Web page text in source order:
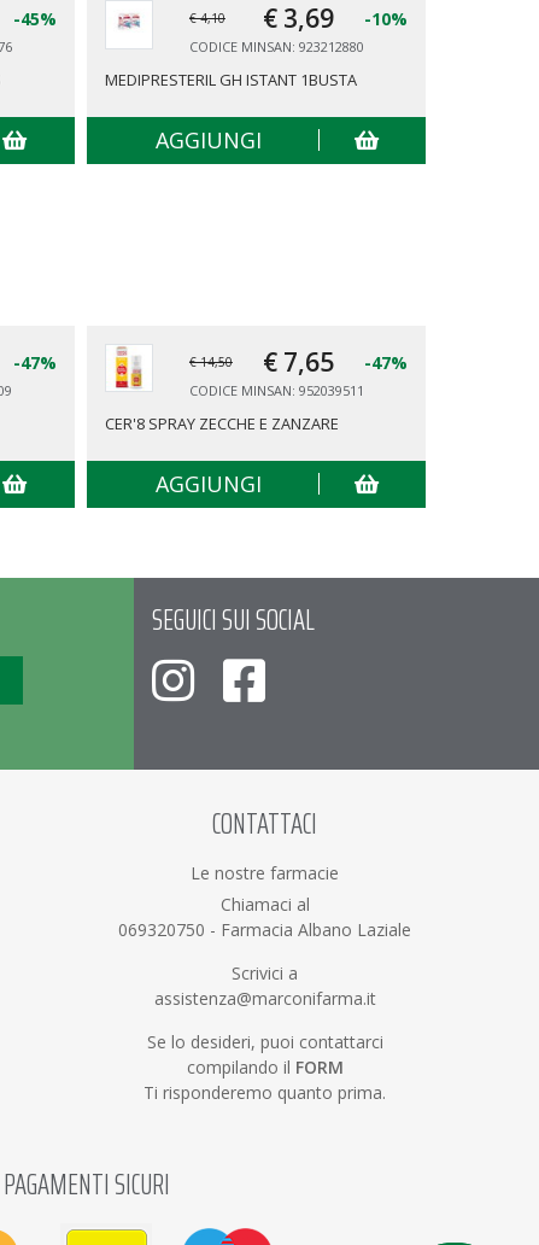
-45% € 4,10 € 3,69 -10%
CODICE MINSAN: 923212880
MEDIPRESTERIL GH ISTANT 1BUSTA
AGGIUNGI
-47% € 14,50 € 7,65 -47%
CODICE MINSAN: 952039511
CER'8 SPRAY ZECCHE E ZANZARE
AGGIUNGI
SEGUICI SUI SOCIAL
CONTATTACI
Le nostre farmacie
Chiamaci al
069320750 - Farmacia Albano Laziale
Scrivici a
assistenza@marconifarma.it
Se lo desideri, puoi contattarci
compilando il FORM
Ti risponderemo quanto prima.
PAGAMENTI SICURI